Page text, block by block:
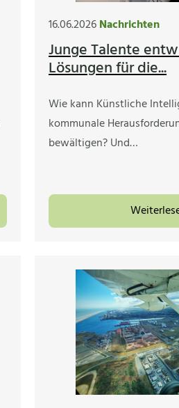
16.06.2026Nachrichten
Junge Talente
Lösungen für die...
Wie kann Künstliche
kommunale
bewältigen? Und…